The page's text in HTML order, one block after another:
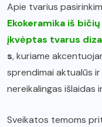
Apie tvarius
Ekokeramika iš
įkvėptas tvarus
s, kuriame
sprendimai aktualūs
nereikalingas išlaidas
Sveikatos temoms